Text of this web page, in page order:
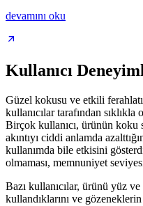
devamını oku
Kullanıcı
Güzel kokusu ve etkili
kullanıcılar tarafından
Birçok kullanıcı, ürünün koku
akıntıyı ciddi anlamda
kullanımda bile etkisini
olmaması, memnuniyet
Bazı kullanıcılar, ürünü yüz ve
kullandıklarını ve